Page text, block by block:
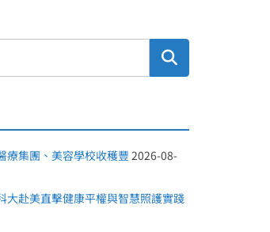
療集團、美容學校收穫豐 2026-08-
赴美直擊健康平權與智慧照護實踐